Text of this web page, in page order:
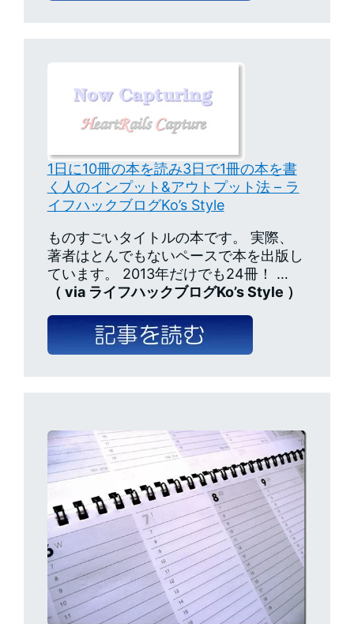
1日に10冊の本を読み3日で1冊の本を書
く人のインプット&アウトプット法 – ラ
イフハックブログKo’s Style
ものすごいタイトルの本です。 実際、
著者はとんでもないペースで本を出版し
ています。 2013年だけでも24冊！ …
（ via ライフハックブログKo’s Style ）